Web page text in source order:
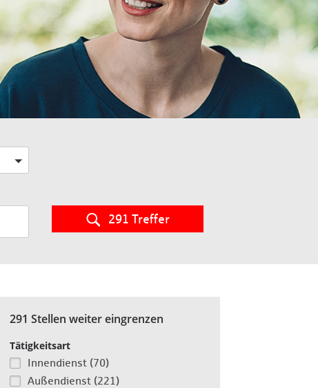
291 Treffer
291 Stellen weiter eingrenzen
Tätigkeitsart
Innendienst (70)
Außendienst (221)